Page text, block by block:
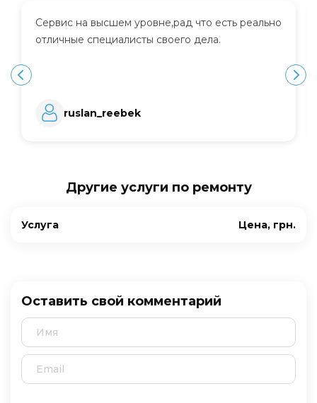
Сервис на высшем уровне,рад что есть реально
отличные специалисты своего дела.
ruslan_reebek
Другие услуги по ремонту
Услуга Цена, грн.
Оставить свой комментарий